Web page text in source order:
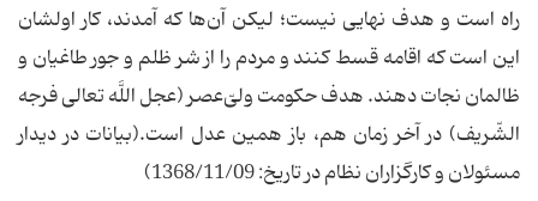
راه است و هدف نهایی نیست؛ لیکن آن‌ها که آمدند، کار اولشان
این است که اقامه قسط کنند و مردم را از شر ظلم و جور طاغیان و
ظالمان نجات دهند. هدف حکومت ولیّ‌عصر (عجل اللَّه تعالی فرجه
الشّریف) در آخر زمان هم، باز همین عدل است.(بیانات در دیدار
مسئولان و کارگزاران نظام در تاریخ: 1368/11/09)